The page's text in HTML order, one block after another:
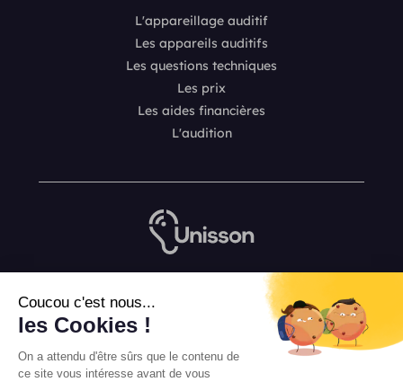
Coucou c'est nous...
les Cookies !
On a attendu d'être sûrs que le contenu de
ce site vous intéresse avant de vous
L'appareillage auditif
Les appareils auditifs
Les questions techniques
Les prix
Les aides financières
L'audition
L’équipe de rédaction Unisson
Conditions Générales de Vente